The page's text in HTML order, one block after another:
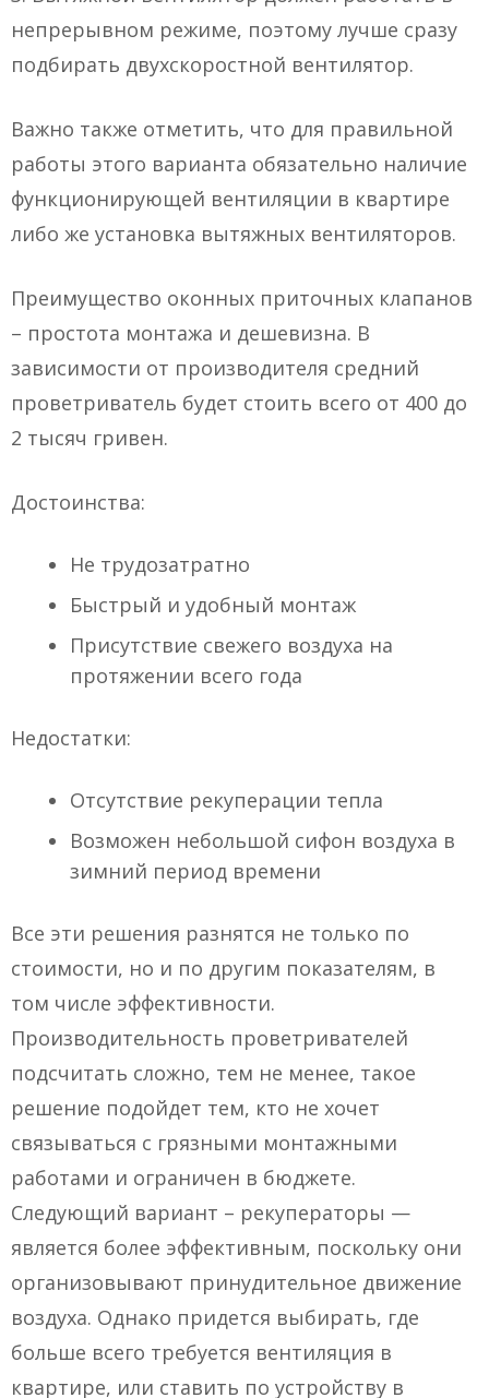
непрерывном режиме, поэтому лучше сразу
подбирать двухскоростной вентилятор.
Важно также отметить, что для правильной
работы этого варианта обязательно наличие
функционирующей вентиляции в квартире
либо же установка вытяжных вентиляторов.
Преимущество оконных приточных клапанов
– простота монтажа и дешевизна. В
зависимости от производителя средний
проветриватель будет стоить всего от 400 до
2 тысяч гривен.
Достоинства:
Не трудозатратно
Быстрый и удобный монтаж
Присутствие свежего воздуха на
протяжении всего года
Недостатки:
Отсутствие рекуперации тепла
Возможен небольшой сифон воздуха в
зимний период времени
Все эти решения разнятся не только по
стоимости, но и по другим показателям, в
том числе эффективности.
Производительность проветривателей
подсчитать сложно, тем не менее, такое
решение подойдет тем, кто не хочет
связываться с грязными монтажными
работами и ограничен в бюджете.
Следующий вариант – рекуператоры —
является более эффективным, поскольку они
организовывают принудительное движение
воздуха. Однако придется выбирать, где
больше всего требуется вентиляция в
квартире, или ставить по устройству в